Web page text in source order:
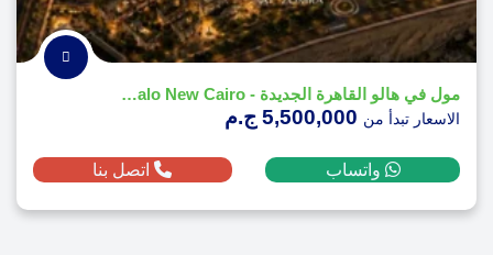
مول في هالو القاهرة الجديدة - Vie Halo New Cairo
الاسعار تبدأ من
واتساب اتصل بنا